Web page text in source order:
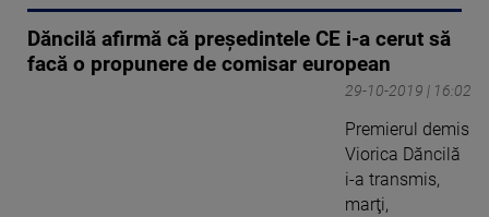
Dăncilă afirmă că președintele CE i-a cerut să
facă o propunere de comisar european
29-10-2019 | 16:02
Premierul demis
Viorica Dăncilă
i-a transmis,
marţi,